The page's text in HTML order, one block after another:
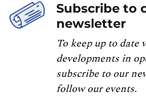
Subscribe to
newsletter
To keep up to date
developments in
subscribe to our
follow our events.